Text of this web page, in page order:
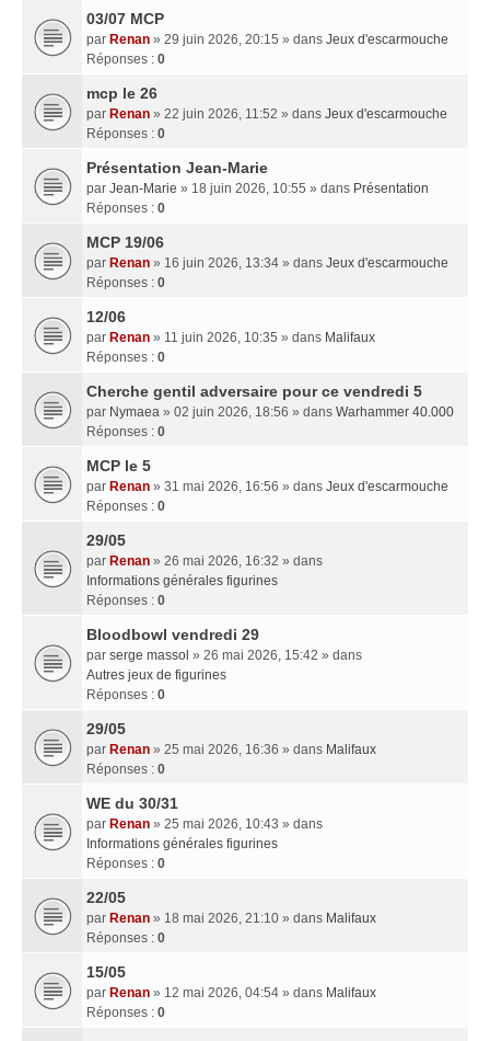
03/07 MCP
par Renan » 29 juin 2026, 20:15 » dans Jeux d'escarmouche
Réponses : 0
mcp le 26
par Renan » 22 juin 2026, 11:52 » dans Jeux d'escarmouche
Réponses : 0
Présentation Jean-Marie
par Jean-Marie » 18 juin 2026, 10:55 » dans Présentation
Réponses : 0
MCP 19/06
par Renan » 16 juin 2026, 13:34 » dans Jeux d'escarmouche
Réponses : 0
12/06
par Renan » 11 juin 2026, 10:35 » dans Malifaux
Réponses : 0
Cherche gentil adversaire pour ce vendredi 5
par Nymaea » 02 juin 2026, 18:56 » dans Warhammer 40.000
Réponses : 0
MCP le 5
par Renan » 31 mai 2026, 16:56 » dans Jeux d'escarmouche
Réponses : 0
29/05
par Renan » 26 mai 2026, 16:32 » dans
Informations générales figurines
Réponses : 0
Bloodbowl vendredi 29
par serge massol » 26 mai 2026, 15:42 » dans
Autres jeux de figurines
Réponses : 0
29/05
par Renan » 25 mai 2026, 16:36 » dans Malifaux
Réponses : 0
WE du 30/31
par Renan » 25 mai 2026, 10:43 » dans
Informations générales figurines
Réponses : 0
22/05
par Renan » 18 mai 2026, 21:10 » dans Malifaux
Réponses : 0
15/05
par Renan » 12 mai 2026, 04:54 » dans Malifaux
Réponses : 0